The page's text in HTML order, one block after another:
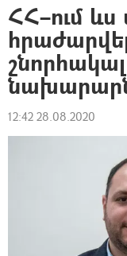
ՀՀ–ում
12:42 28.08.2020